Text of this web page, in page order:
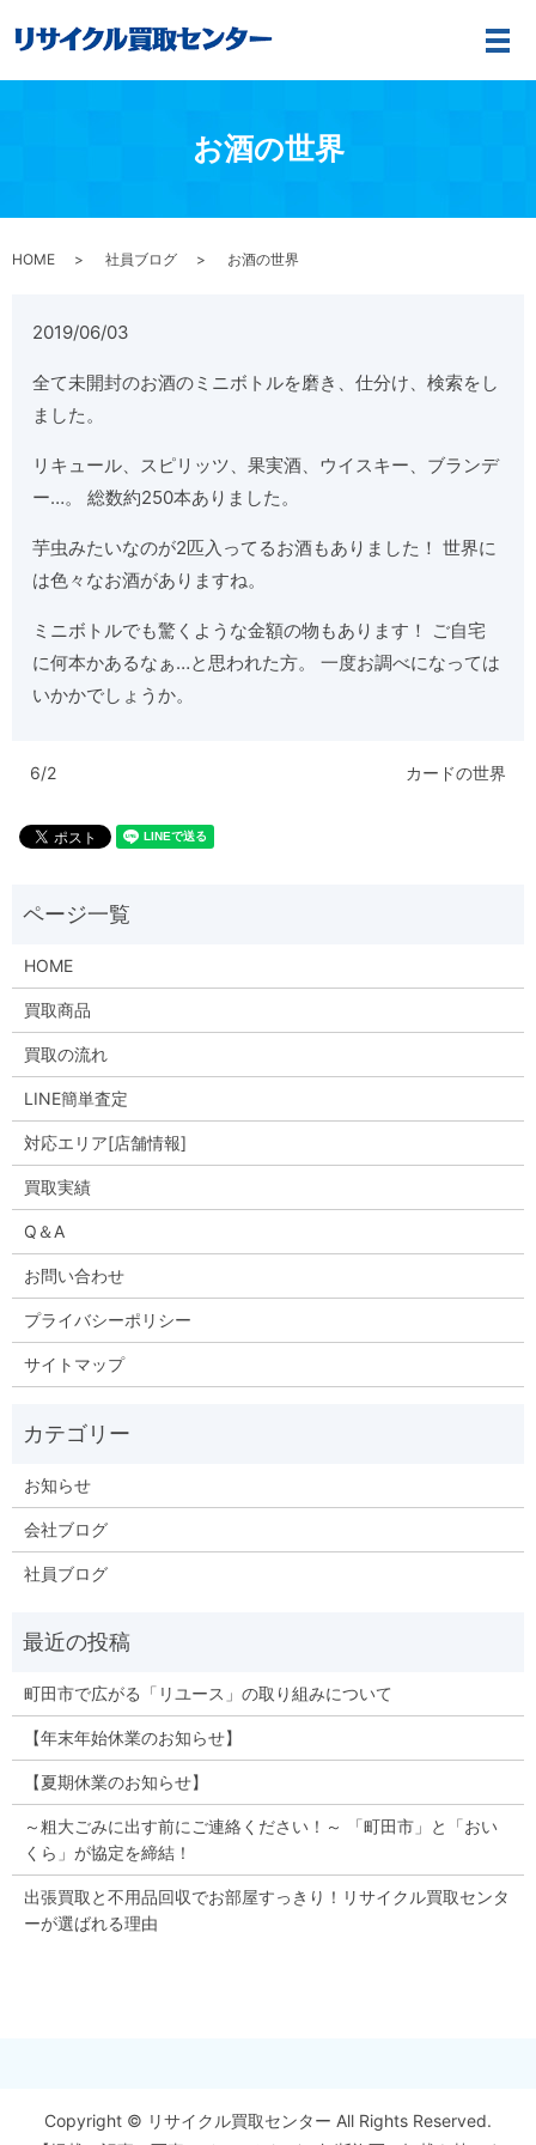
メ
お酒の世界
HOME 社員ブログ お酒の世界
2019/06/03
全て未開封のお酒のミニボトルを磨き、仕分け、検索をし
ました。
リキュール、スピリッツ、果実酒、ウイスキー、ブランデ
ー…。 総数約250本ありました。
芋虫みたいなのが2匹入ってるお酒もありました！ 世界に
は色々なお酒がありますね。
ミニボトルでも驚くような金額の物もあります！ ご自宅
に何本かあるなぁ…と思われた方。 一度お調べになっては
いかかでしょうか。
6/2 カードの世界
HOME
買取商品
買取の流れ
LINE簡単査定
対応エリア[店舗情報]
買取実績
Q＆A
お問い合わせ
プライバシーポリシー
サイトマップ
お知らせ
会社ブログ
社員ブログ
町田市で広がる「リユース」の取り組みについて
【年末年始休業のお知らせ】
【夏期休業のお知らせ】
～粗大ごみに出す前にご連絡ください！～ 「町田市」と「おい
くら」が協定を締結！
出張買取と不用品回収でお部屋すっきり！リサイクル買取センタ
ーが選ばれる理由
Copyright © リサイクル買取センター All Rights Reserved.